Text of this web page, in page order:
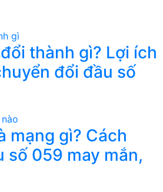
thành gì? Lợi ích
đổi đầu số
mạng gì? Cách
số 059 may mắn,